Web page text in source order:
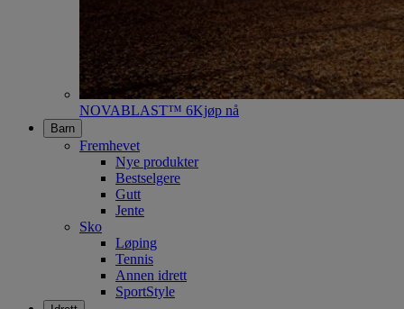
NOVABLAST™ 6Kjøp nå
Barn
Fremhevet
Nye produkter
Bestselgere
Gutt
Jente
Sko
Løping
Tennis
Annen idrett
SportStyle